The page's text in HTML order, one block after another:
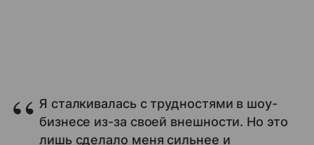
Я сталкивалась с трудностями в шоу-
бизнесе из-за своей внешности. Но это
лишь сделало меня сильнее и